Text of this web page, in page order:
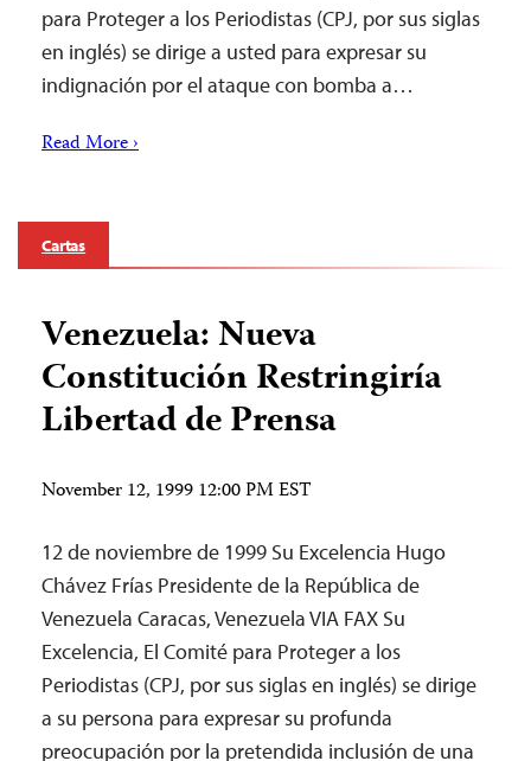
para Proteger a los Periodistas (CPJ, por sus siglas
en inglés) se dirige a usted para expresar su
indignación por el ataque con bomba a…
Read More ›
Cartas
Venezuela: Nueva
Constitución Restringiría
Libertad de Prensa
November 12, 1999 12:00 PM EST
12 de noviembre de 1999 Su Excelencia Hugo
Chávez Frías Presidente de la República de
Venezuela Caracas, Venezuela VIA FAX Su
Excelencia, El Comité para Proteger a los
Periodistas (CPJ, por sus siglas en inglés) se dirige
a su persona para expresar su profunda
preocupación por la pretendida inclusión de una